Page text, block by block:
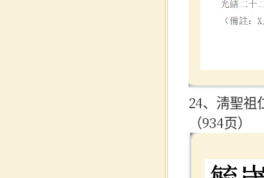
24、淸聖祖
（934页）